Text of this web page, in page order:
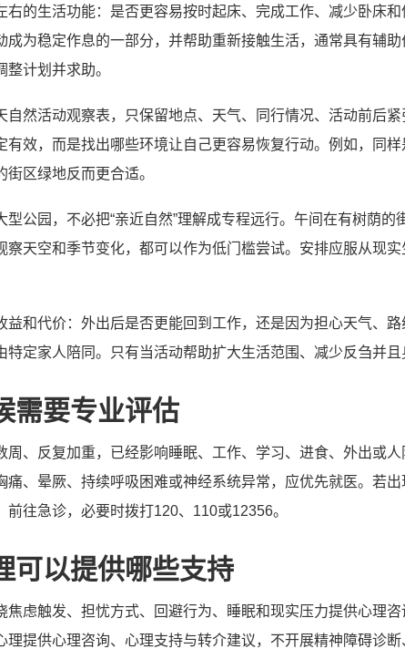
右的生活功能：是否更容易按时起床、完成工作、减少卧床
成为稳定作息的一部分，并帮助重新接触生活，通常具有辅
整计划并求助。
自然活动观察表，只保留地点、天气、同行情况、活动前后
有效，而是找出哪些环境让自己更容易恢复行动。例如，同
街区绿地反而更合适。
型公园，不必把“亲近自然”理解成专程远行。午间在有树荫
察天空和季节变化，都可以作为低门槛尝试。安排应服从现
益和代价：外出后是否更能回到工作，还是因为担心天气、
特定家人陪同。只有当活动帮助扩大生活范围、减少反刍并
需要专业评估
周、反复加重，已经影响睡眠、工作、学习、进食、外出或
痛、晕厥、持续呼吸困难或神经系统异常，应优先就医。若
前往急诊，必要时拨打120、110或12356。
可以提供哪些支持
焦虑触发、担忧方式、回避行为、睡眠和现实压力提供心理
理提供心理咨询、心理支持与转介建议，不开展精神障碍诊